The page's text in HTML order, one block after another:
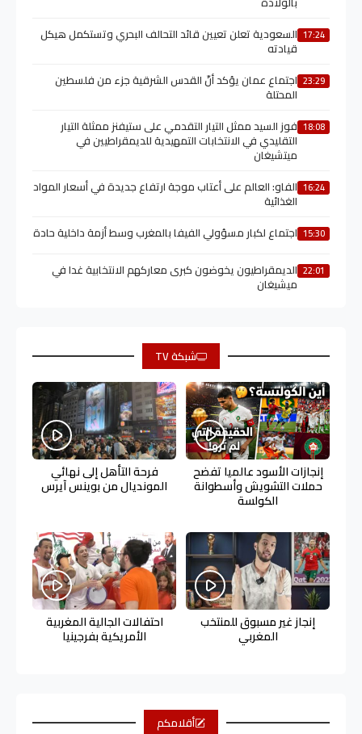
17:24 السعودية تعلن تعيين قائد التحالف البحري وتستكمل هيكل
قيادته
23:29 اجتماع عمان يؤكد أنّ القدس الشرقية جزء من فلسطين
المحتلة
18:08 فوز السيد ممثل التيار التقدمي على ستيفنز ممثلة التيار
التقليدي في الانتخابات التمهيدية للديمقراطيين في
ميتشيغان
16:24 الفاو: العالم على أعتاب موجة ارتفاع جديدة في أسعار المواد
الغذائية
15:30 اجتماع لكبار مسؤولي الفيفا بالمغرب وسط أزمة داخلية حادة
22:01 الديمقراطيون يخوضون كبرى معاركهم الانتخابية غدا في
ميشيغان
شبكة TV
إنجازات الأسود عالميا تفضح
حملات التشويش وأسطوانة
الكولسة
فرحة التأهل إلى نهائي
المونديال من بوينس آيرس
إنجاز غير مسبوق للمنتخب
المغربي
احتفالات الجالية المغربية
الأمريكية بفرجينيا
أقلامكم